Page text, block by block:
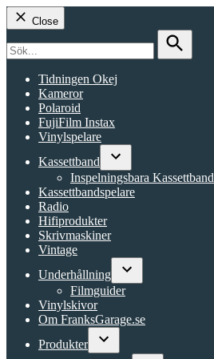
Close
for:
Search
Tidningen Okej
Kameror
Polaroid
FujiFilm Instax
Vinylspelare
Kassettband
Open
dropdown
menu
Inspelningsbara Kassettband
Kassettbandspelare
Radio
Hifiprodukter
Skrivmaskiner
Vintage
Underhållning
Open
Filmguider
Vinylskivor
Om FranksGarage.se
Produkter
Open